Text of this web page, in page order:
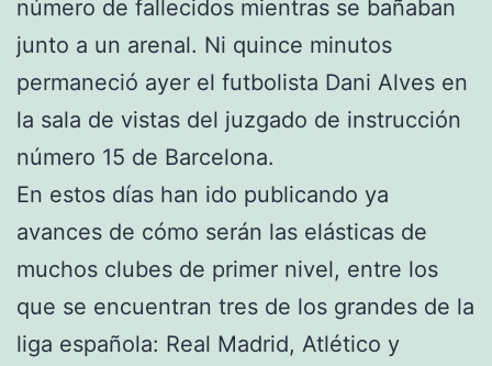
número de fallecidos mientras se bañaban
junto a un arenal. Ni quince minutos
permaneció ayer el futbolista Dani Alves en
la sala de vistas del juzgado de instrucción
número 15 de Barcelona.
En estos días han ido publicando ya
avances de cómo serán las elásticas de
muchos clubes de primer nivel, entre los
que se encuentran tres de los grandes de la
liga española: Real Madrid, Atlético y